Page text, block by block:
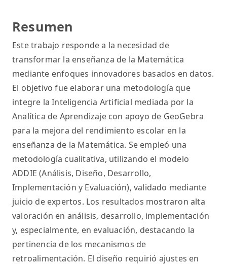
Resumen
Este trabajo responde a la necesidad de
transformar la enseñanza de la Matemática
mediante enfoques innovadores basados en datos.
El objetivo fue elaborar una metodología que
integre la Inteligencia Artificial mediada por la
Analítica de Aprendizaje con apoyo de GeoGebra
para la mejora del rendimiento escolar en la
enseñanza de la Matemática. Se empleó una
metodología cualitativa, utilizando el modelo
ADDIE (Análisis, Diseño, Desarrollo,
Implementación y Evaluación), validado mediante
juicio de expertos. Los resultados mostraron alta
valoración en análisis, desarrollo, implementación
y, especialmente, en evaluación, destacando la
pertinencia de los mecanismos de
retroalimentación. El diseño requirió ajustes en